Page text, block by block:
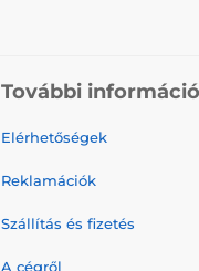
További
Elérhetőségek
Reklamációk
Szállítás és fizetés
A cégről